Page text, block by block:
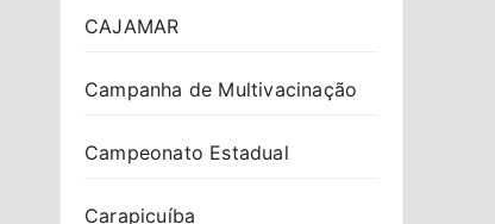
CAJAMAR
Campanha de Multivacinação
Campeonato Estadual
Carapicuíba